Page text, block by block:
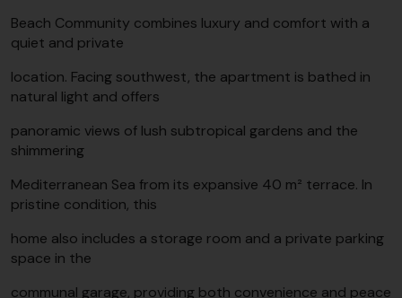
Beach Community combines luxury and comfort with a
quiet and private
location. Facing southwest, the apartment is bathed in
natural light and offers
panoramic views of lush subtropical gardens and the
shimmering
Mediterranean Sea from its expansive 40 m² terrace. In
pristine condition, this
home also includes a storage room and a private parking
space in the
communal garage, providing both convenience and peace